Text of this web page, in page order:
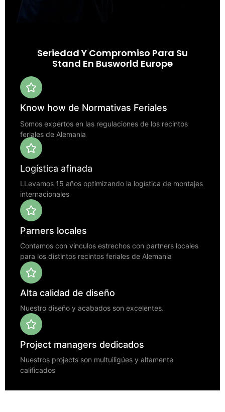
Seriedad Y Compromiso Para Su
Stand En Busworld Europe
Know how de Normativas Feriales
Somos expertos en las regulaciones de los recintos
feriales de Alemania
Logística afinada
LLevamos 15 años optimizando la logística de montajes
internacionales
Parners locales
Contamos con vinculos estrechos con partners locales
para los distintos recintos feriales de Alemania
Alta calidad de diseño
Nuestro diseño y acabados son excelentes.
Project managers dedicados
Nuestros projects son multuiligúes y altamente
calificados